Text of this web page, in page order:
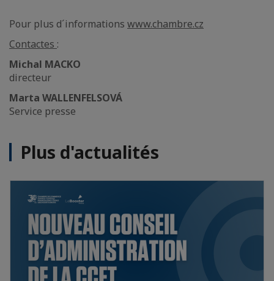
Pour plus d´informations www.chambre.cz
Contactes :
Michal MACKO
directeur
Marta WALLENFELSOVÁ
Service presse
Plus d'actualités